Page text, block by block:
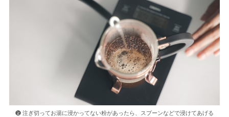
❷ 注ぎ切ってお湯に浸かってない粉があったら、スプーンなどで浸けてあげる